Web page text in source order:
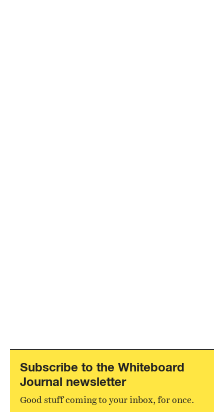
Subscribe to the Whiteboard
Journal newsletter
Good stuff coming to your inbox, for once.